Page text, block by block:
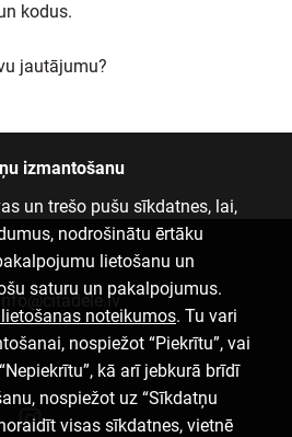
kodus.
jautājumu?
izmantošanu
un trešo pušu sīkdatnes, lai,
nodrošinātu ērtāku
lietošanu un
saturu un pakalpojumus.
noteikumos. Tu vari
nospiežot “Piekrītu”, vai
kā arī jebkurā brīdī
nospiežot uz “Sīkdatņu
visas sīkdatnes, vietnē